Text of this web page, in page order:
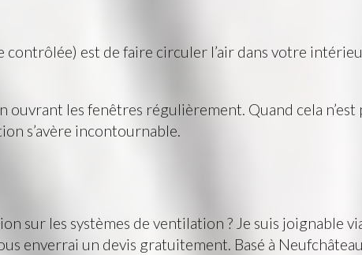
est de faire circuler l’air dans votre
ouvrant les fenêtres régulièrement. Quand cela
s’avère incontournable.
sur les systèmes de ventilation ? Je suis joignable
enverrai un devis gratuitement. Basé à